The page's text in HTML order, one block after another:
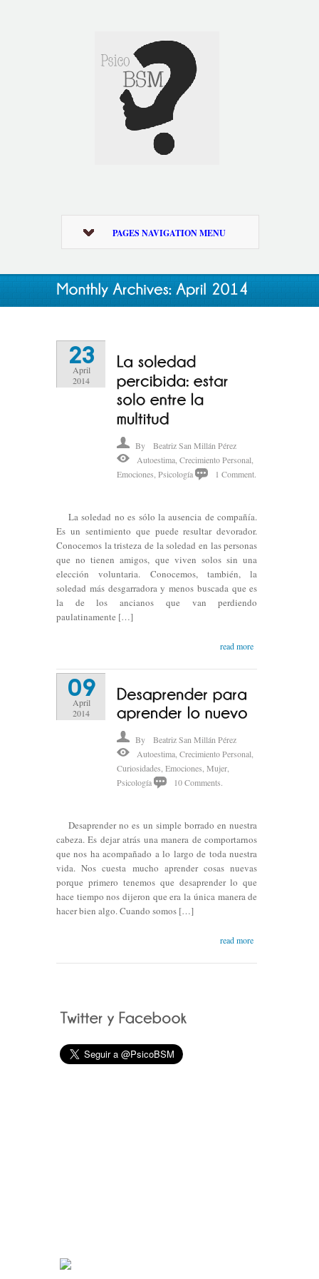
PAGES NAVIGATION MENU
23
April
2014
By Beatriz San Millán Pérez
Autoestima Crecimiento Personal
Emociones Psicología 1 Comment.
La soledad no es sólo la ausencia de compañía.
Es un sentimiento que puede resultar devorador.
Conocemos la tristeza de la soledad en las personas
que no tienen amigos, que viven solos sin una
elección voluntaria. Conocemos, también, la
soledad más desgarradora y menos buscada que es
la de los ancianos que van perdiendo
paulatinamente […]
read more
09
April
2014
By Beatriz San Millán Pérez
Autoestima, Crecimiento Personal,
Curiosidades, Emociones, Mujer,
Psicología
10 Comments.
Desaprender no es un simple borrado en nuestra
cabeza. Es dejar atrás una manera de comportarnos
que nos ha acompañado a lo largo de toda nuestra
vida. Nos cuesta mucho aprender cosas nuevas
porque primero tenemos que desaprender lo que
hace tiempo nos dijeron que era la única manera de
hacer bien algo. Cuando somos […]
read more